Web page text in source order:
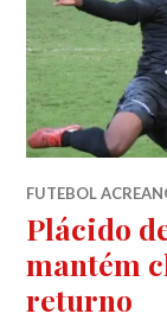
FUTEBOL
Plácido
mantém
returno